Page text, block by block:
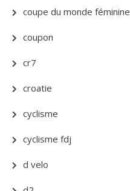
coupe du monde féminine
coupon
cr7
croatie
cyclisme
cyclisme fdj
d velo